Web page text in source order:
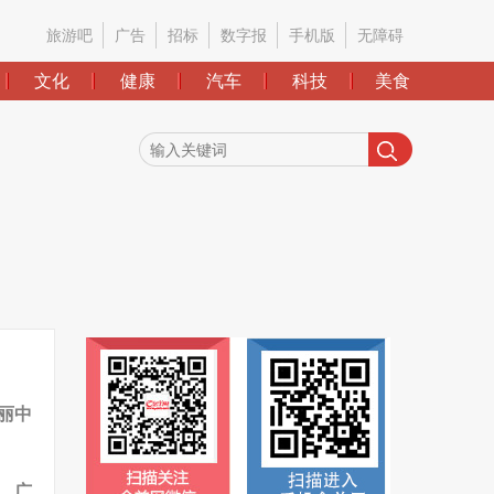
旅游吧 广告 招标 数字报 手机版 无障碍
文化 健康 汽车 科技 美食
中